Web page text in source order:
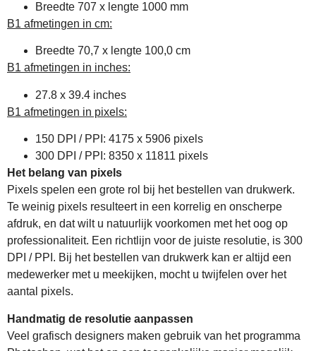
Breedte 707 x lengte 1000 mm
B1 afmetingen in cm:
Breedte 70,7 x lengte 100,0 cm
B1 afmetingen in inches:
27.8 x 39.4 inches
B1 afmetingen in pixels:
150 DPI / PPI: 4175 x 5906 pixels
300 DPI / PPI: 8350 x 11811 pixels
Het belang van pixels
Pixels spelen een grote rol bij het bestellen van drukwerk.
Te weinig pixels resulteert in een korrelig en onscherpe
afdruk, en dat wilt u natuurlijk voorkomen met het oog op
professionaliteit. Een richtlijn voor de juiste resolutie, is 300
DPI / PPI. Bij het bestellen van drukwerk kan er altijd een
medewerker met u meekijken, mocht u twijfelen over het
aantal pixels.
Handmatig de resolutie aanpassen
Veel grafisch designers maken gebruik van het programma